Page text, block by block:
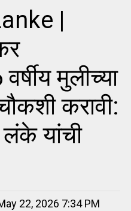
|
मुलीच्या
करावी:
यांची
22, 2026 7:34 PM